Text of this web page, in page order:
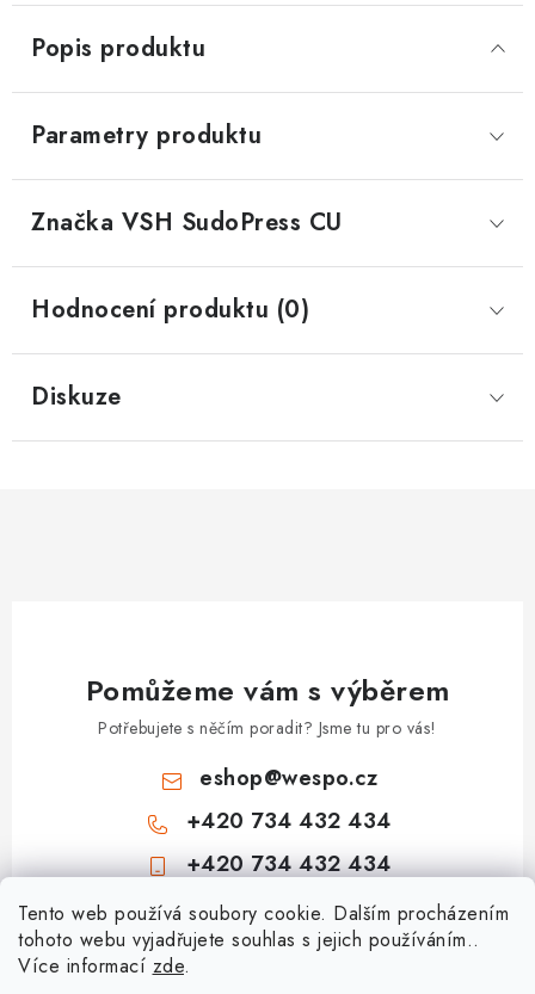
Tento web používá soubory cookie. Dalším procházením
tohoto webu vyjadřujete souhlas s jejich používáním..
Více informací zde.
Popis produktu
Parametry produktu
Značka VSH SudoPress CU
Hodnocení produktu (0)
Diskuze
Pomůžeme vám s výběrem
Potřebujete s něčím poradit? Jsme tu pro vás!
eshop@wespo.cz
+420 734 432 434
+420 734 432 434
Informace pro vás